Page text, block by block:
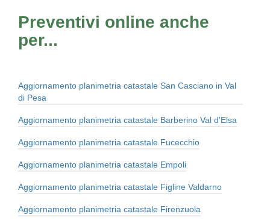
Preventivi online anche
per...
Aggiornamento planimetria catastale San Casciano in Val
di Pesa
Aggiornamento planimetria catastale Barberino Val d'Elsa
Aggiornamento planimetria catastale Fucecchio
Aggiornamento planimetria catastale Empoli
Aggiornamento planimetria catastale Figline Valdarno
Aggiornamento planimetria catastale Firenzuola